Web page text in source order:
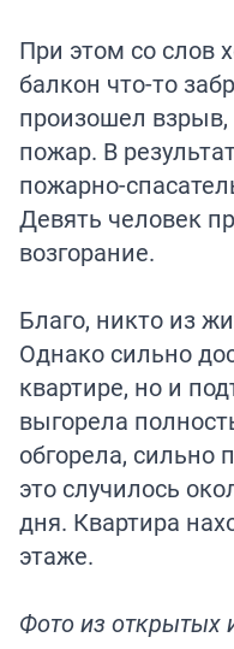
При этом со слов
балкон что-то
произошел взрыв,
пожар. В
пожарно-
Девять человек
возгорание.
Благо, никто из
Однако сильно
квартире, но и
выгорела
обгорела, сильно
это случилось
дня. Квартира
этаже.
Фото из открытых